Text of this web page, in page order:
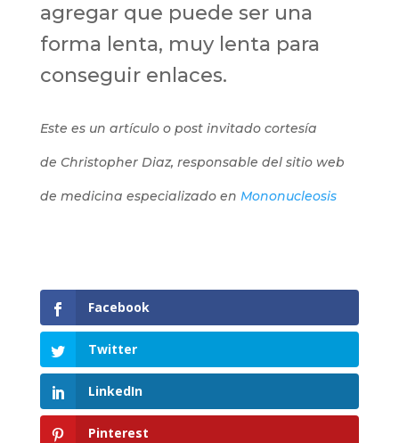
agregar que puede ser una
forma lenta, muy lenta para
conseguir enlaces.
Este es un artículo o post invitado cortesía
de Christopher Diaz, responsable del sitio web
de medicina especializado en Mononucleosis
Facebook
Twitter
LinkedIn
Pinterest